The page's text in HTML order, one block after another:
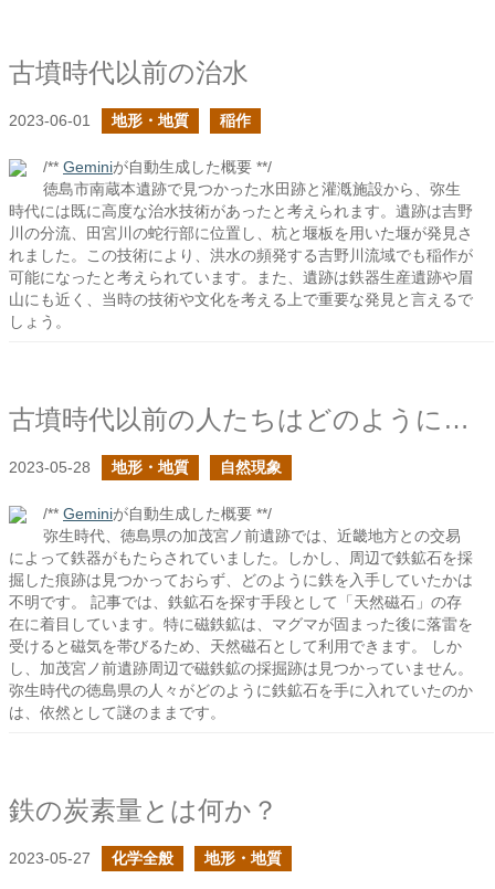
古墳時代以前の治水
2023-06-01 地形・地質 稲作
/** Geminiが自動生成した概要 **/
徳島市南蔵本遺跡で見つかった水田跡と灌漑施設から、弥生
時代には既に高度な治水技術があったと考えられます。遺跡は吉野
川の分流、田宮川の蛇行部に位置し、杭と堰板を用いた堰が発見さ
れました。この技術により、洪水の頻発する吉野川流域でも稲作が
可能になったと考えられています。また、遺跡は鉄器生産遺跡や眉
山にも近く、当時の技術や文化を考える上で重要な発見と言えるで
しょう。
古墳時代以前の人たちはどのようにして鉄鉱石を探したのだろう？
2023-05-28 地形・地質 自然現象
/** Geminiが自動生成した概要 **/
弥生時代、徳島県の加茂宮ノ前遺跡では、近畿地方との交易
によって鉄器がもたらされていました。しかし、周辺で鉄鉱石を採
掘した痕跡は見つかっておらず、どのように鉄を入手していたかは
不明です。 記事では、鉄鉱石を探す手段として「天然磁石」の存
在に着目しています。特に磁鉄鉱は、マグマが固まった後に落雷を
受けると磁気を帯びるため、天然磁石として利用できます。 しか
し、加茂宮ノ前遺跡周辺で磁鉄鉱の採掘跡は見つかっていません。
弥生時代の徳島県の人々がどのように鉄鉱石を手に入れていたのか
は、依然として謎のままです。
鉄の炭素量とは何か？
2023-05-27 化学全般 地形・地質